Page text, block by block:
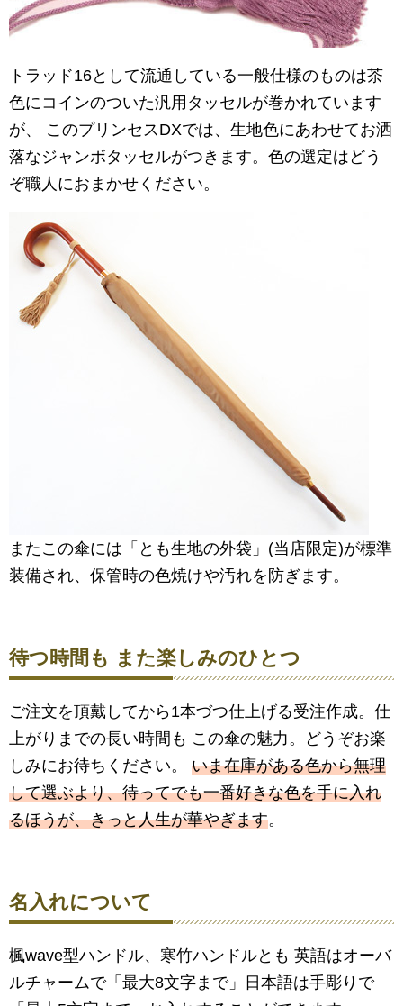
トラッド16として流通している一般仕様のものは茶
色にコインのついた汎用タッセルが巻かれています
が、 このプリンセスDXでは、生地色にあわせてお洒
落なジャンボタッセルがつきます。色の選定はどう
ぞ職人におまかせください。
またこの傘には「とも生地の外袋」(当店限定)が標準
装備され、保管時の色焼けや汚れを防ぎます。
待つ時間も また楽しみのひとつ
ご注文を頂戴してから1本づつ仕上げる受注作成。仕
上がりまでの長い時間も この傘の魅力。どうぞお楽
しみにお待ちください。 いま在庫がある色から無理
して選ぶより、待ってでも一番好きな色を手に入れ
るほうが、きっと人生が華やぎます。
名入れについて
楓wave型ハンドル、寒竹ハンドルとも 英語はオーバ
ルチャームで「最大8文字まで」日本語は手彫りで